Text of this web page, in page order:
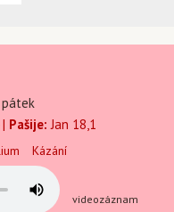
pátek
Pašije: Jan 18,1
Kázání
videozáznam